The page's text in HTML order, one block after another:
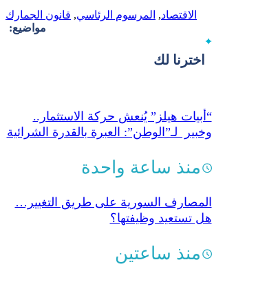
الاقتصاد, المرسوم الرئاسي, قانون الجمارك
مواضيع:
اخترنا لك
“أبيات هيلز” يُنعش حركة الاستثمار..
وخبير لـ”الوطن”: العبرة بالقدرة الشرائية
منذ ساعة واحدة
المصارف السورية على طريق التغيير…
هل تستعيد وظيفتها؟
منذ ساعتين